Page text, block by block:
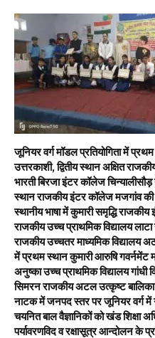
जूनियर वर्ग मॉडल प्रतियोगिता में प्रथम
उत्तरकाशी, द्वितीय स्थान अक्षित
भारती बिरजा इंटर कॉलेज
स्थान राजकीय इंटर कॉलेज मजगांव की
स्थानीय भाषा में कुमारी समृद्धि
राजकीय उच्च प्राथमिक विद्यालय
राजकीय उच्चतर माध्यमिक विद्यालय
में प्रथम स्थान कुमारी आरुषि गवर्नमेंट
अनुष्का उच्च प्राथमिक विद्यालय गांधी
सिमरन राजकीय अटल उत्कृष्ट
नाटक में जनपद स्तर पर जूनियर वर्ग में
चयनित बाल वैज्ञानिकों को खंड शिक्षा
पर्यावरणविद व रक्षासूत्र आन्दोलन के